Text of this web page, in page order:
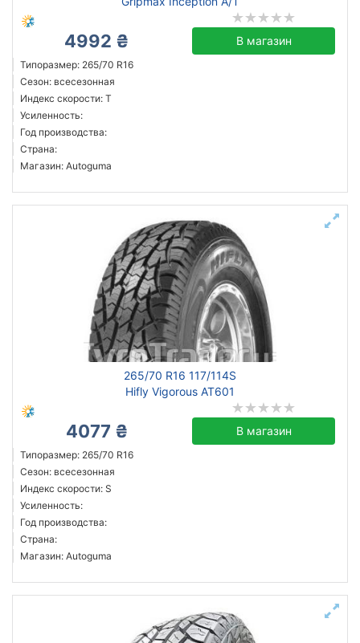
4992 ₴ В магазин
Типоразмер: 265/70 R16
Сезон: всесезонная
Индекс скорости: T
Усиленность:
Год производства:
Страна:
Магазин: Autoguma
265/70 R16 117/114S
Hifly Vigorous AT601
4077 ₴ В магазин
Типоразмер: 265/70 R16
Сезон: всесезонная
Индекс скорости: S
Усиленность:
Год производства:
Страна:
Магазин: Autoguma